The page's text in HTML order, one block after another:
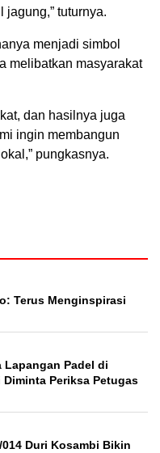
tuturnya.
menjadi simbol
melibatkan masyarakat
dan hasilnya juga
ingin membangun
pungkasnya.
Terus Menginspirasi
Lapangan Padel di
Periksa Petugas
Duri Kosambi Bikin